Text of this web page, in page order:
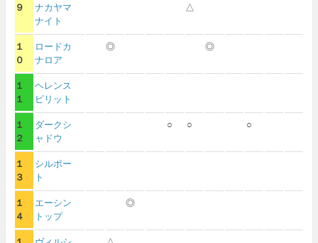
９
ナカヤマ
ナイト
△
１
０
ロードカ
ナロア
◎ ◎
１
１
ヘレンス
ピリット
１
２
ダークシ
ャドウ
○ ○ ○
１
３
シルポー
ト
１
４
エーシン
トップ
◎